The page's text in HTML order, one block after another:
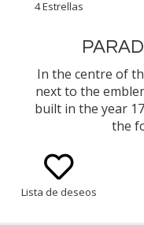
4 Estrellas
In the centre of
next to the
built in the year
the
Lista de deseos